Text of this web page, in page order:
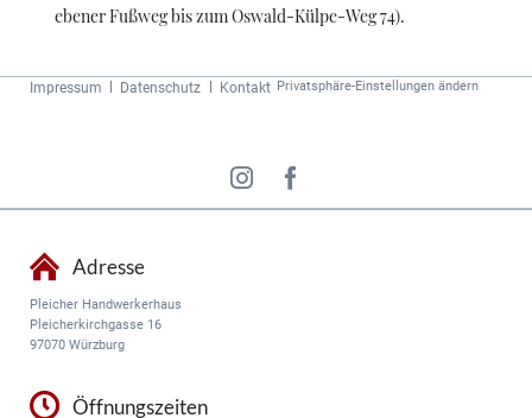
ebener Fußweg bis zum Oswald-Külpe-Weg 74).
Navigation
Impressum Datenschutz Kontakt Privatsphäre-Einstellungen ändern
Adresse
Pleicher Handwerkerhaus
Pleicherkirchgasse 16
97070 Würzburg
Öffnungszeiten